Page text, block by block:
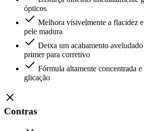
ópticos
Melhora visivelmente a flacidez e
pele madura
Deixa um acabamento
primer para corretivo
Fórmula altamente concentrada
glicação
Contras